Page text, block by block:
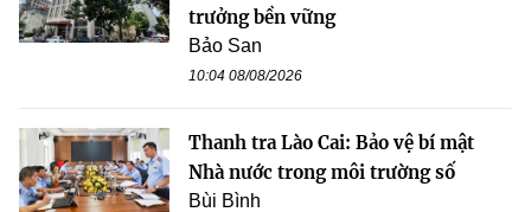
trưởng bền vững
Bảo San
10:04 08/08/2026
Thanh tra Lào Cai: Bảo vệ bí mật
Nhà nước trong môi trường số
Bùi Bình